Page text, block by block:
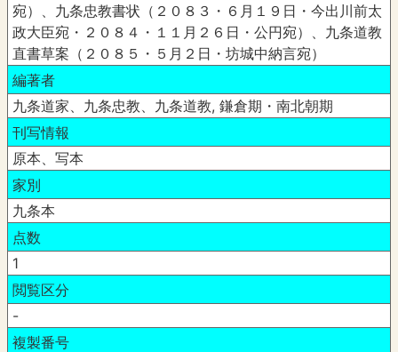
宛）、九条忠教書状（２０８３・６月１９日・今出川前太
政大臣宛・２０８４・１１月２６日・公円宛）、九条道教
直書草案（２０８５・５月２日・坊城中納言宛）
編著者
九条道家、九条忠教、九条道教, 鎌倉期・南北朝期
刊写情報
原本、写本
家別
九条本
点数
1
閲覧区分
-
複製番号